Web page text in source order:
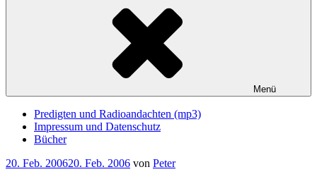
Menü
Predigten und Radioandachten (mp3)
Impressum und Datenschutz
Bücher
Veröffentlicht
20. Feb. 200620. Feb. 2006 von Peter